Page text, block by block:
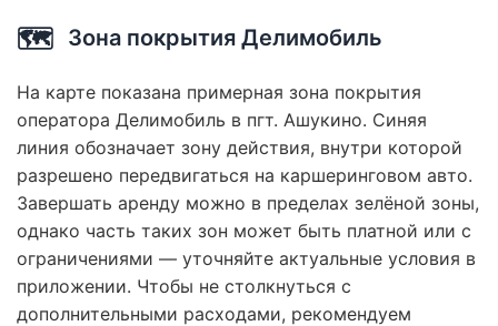
🗺️ Зона покрытия Делимобиль
На карте показана примерная зона покрытия
оператора Делимобиль в пгт. Ашукино. Синяя
линия обозначает зону действия, внутри которой
разрешено передвигаться на каршеринговом авто.
Завершать аренду можно в пределах зелёной зоны,
однако часть таких зон может быть платной или с
ограничениями — уточняйте актуальные условия в
приложении. Чтобы не столкнуться с
дополнительными расходами, рекомендуем